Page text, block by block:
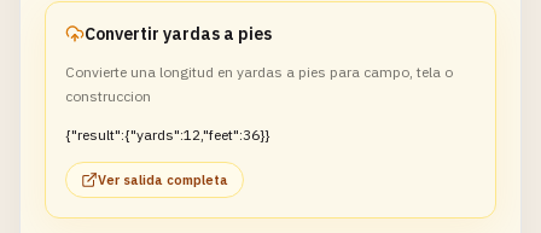
Convertir yardas a pies
Convierte una longitud en yardas a pies para campo, tela o
construccion
{"result":{"yards":12,"feet":36}}
Ver salida completa